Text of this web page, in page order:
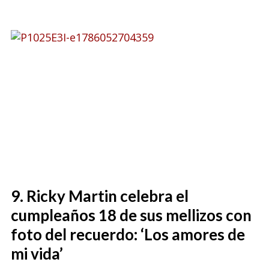
Ricky Martin celebra el
cumpleaños 18 de sus mellizos con
foto del recuerdo: ‘Los amores de
mi vida’